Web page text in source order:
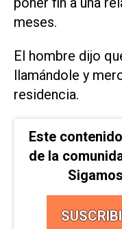
meses.
El hombre dijo
llamándole y
residencia.
Este
de la